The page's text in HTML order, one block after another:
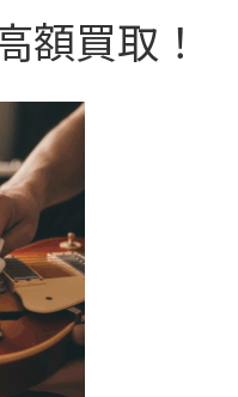
額買取！